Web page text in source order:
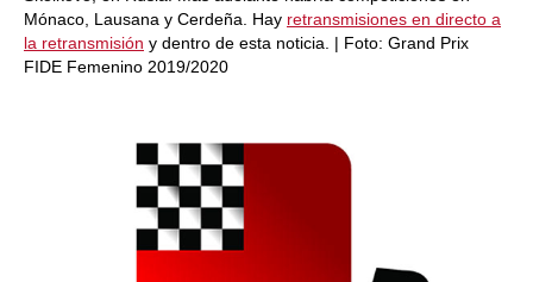
Mónaco, Lausana y Cerdeña. Hay retransmisiones en directo a
la retransmisión y dentro de esta noticia. | Foto: Grand Prix
FIDE Femenino 2019/2020